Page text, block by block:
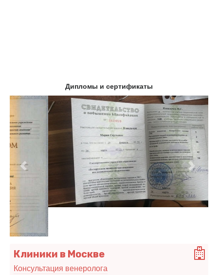
Дипломы и сертификаты
Предыдущий
Клиники в Москве
Консультация венеролога
Сеть клиник «МедЦентрСервис»
Мы лечим людей с 1995 года! Все клиники